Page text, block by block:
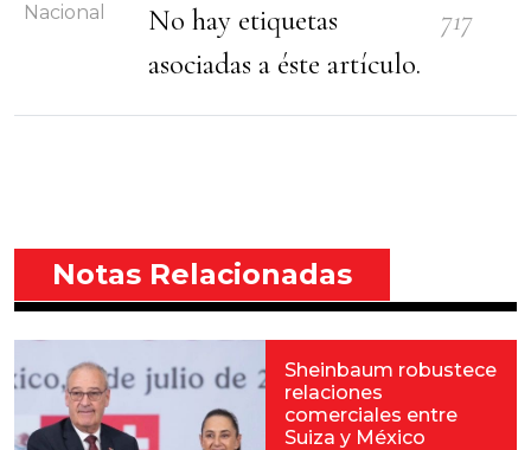
Nacional
No hay etiquetas
asociadas a éste artículo.
717
Notas Relacionadas
Sheinbaum robustece
relaciones
comerciales entre
Suiza y México